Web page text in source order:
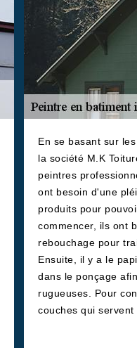
En se basant sur
la société M.K
peintres
ont besoin d'une
produits pour
commencer, ils ont
rebouchage pour
Ensuite, il y a le
dans le ponçage
rugueuses. Pour
couches qui servent